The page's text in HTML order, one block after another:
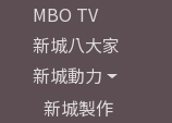
MBO TV
新城八大家
新城動力
新城製作